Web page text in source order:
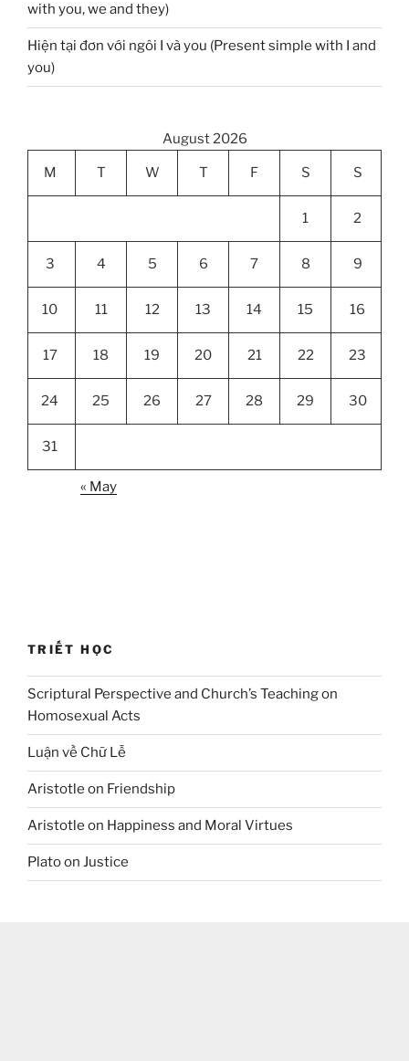
with you, we and they)
Hiện tại đơn với ngôi I và you (Present simple with I and
you)
August 2026
M T W T F S S
1 2
3 4 5 6 7 8 9
10 11 12 13 14 15 16
17 18 19 20 21 22 23
24 25 26 27 28 29 30
31
« May
TRIẾT HỌC
Scriptural Perspective and Church’s Teaching on
Homosexual Acts
Luận về Chữ Lễ
Aristotle on Friendship
Aristotle on Happiness and Moral Virtues
Plato on Justice